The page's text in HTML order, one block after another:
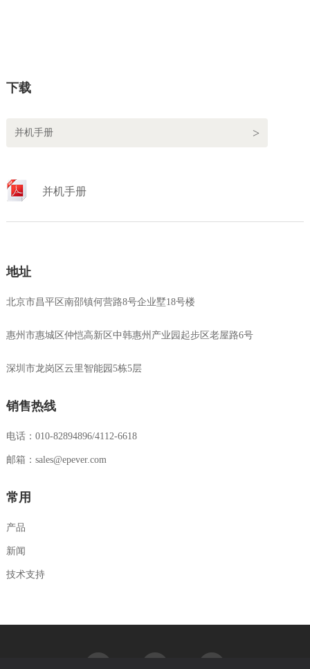
下载
并机手册
并机手册
地址
北京市昌平区南邵镇何营路8号企业墅18号楼
惠州市惠城区仲恺高新区中韩惠州产业园起步区老屋路6号
深圳市龙岗区云里智能园5栋5层
销售热线
电话：010-82894896/4112-6618
邮箱：sales@epever.com
常用
产品
新闻
技术支持